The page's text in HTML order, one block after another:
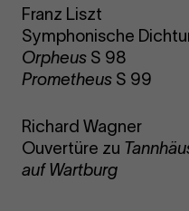
Franz Liszt
Symphonische
Orpheus S 98
Prometheus S 99
Richard Wagner
Ouvertüre zu
auf Wartburg